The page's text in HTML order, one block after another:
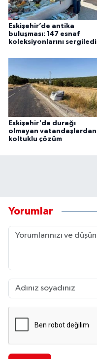
Eskişehir’de antika
buluşması: 147 esnaf
koleksiyonlarını sergiledi
Eskişehir'de durağı
olmayan vatandaşlardan
koltuklu çözüm
Yorumlar